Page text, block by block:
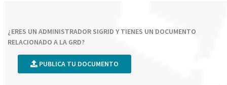
¿ERES UN ADMINISTRADOR SIGRID Y TIENES UN DOCUMENTO
RELACIONADO A LA GRD?
PUBLICA TU DOCUMENTO